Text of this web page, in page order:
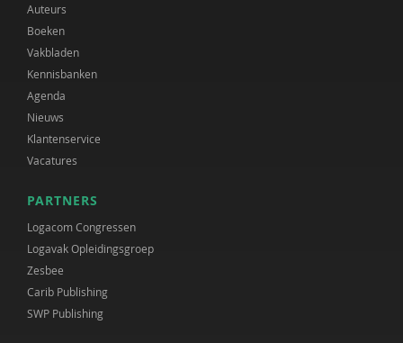
Auteurs
Boeken
Vakbladen
Kennisbanken
Agenda
Nieuws
Klantenservice
Vacatures
PARTNERS
Logacom Congressen
Logavak Opleidingsgroep
Zesbee
Carib Publishing
SWP Publishing